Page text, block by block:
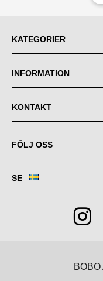
KATEGORIER
INFORMATION
KONTAKT
FÖLJ OSS
SE